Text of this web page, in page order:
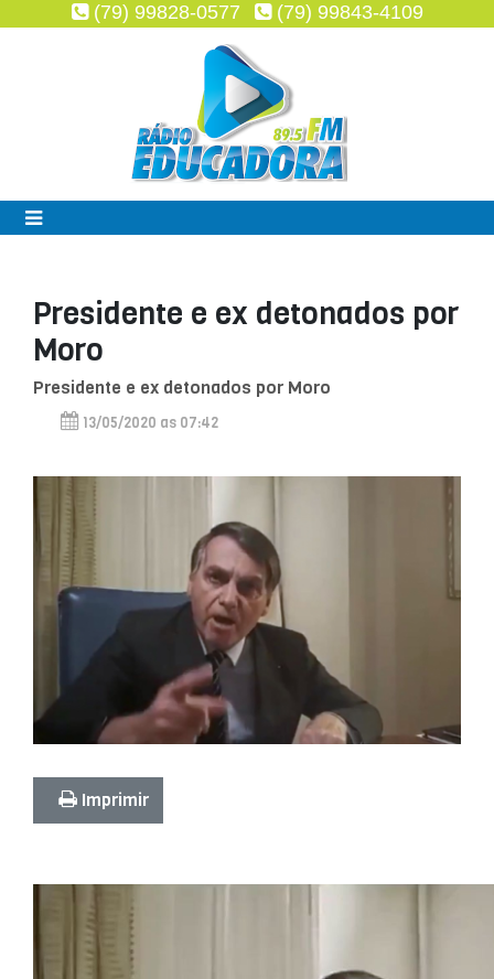
(79) 99828-0577 (79) 99843-4109
Presidente e ex detonados por
Moro
Presidente e ex detonados por Moro
13/05/2020 as 07:42
Imprimir